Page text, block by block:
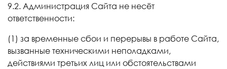
9.2. Администрация Сайта не несёт
ответственности:
(1) за временные сбои и перерывы в работе Сайта,
вызванные техническими неполадками,
действиями третьих лиц или обстоятельствами